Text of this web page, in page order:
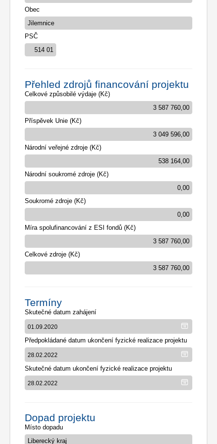
Obec
PSČ
Přehled zdrojů financování projektu
Celkové způsobilé výdaje (Kč)
Příspěvek Unie (Kč)
Národní veřejné zdroje (Kč)
Národní soukromé zdroje (Kč)
Soukromé zdroje (Kč)
Míra spolufinancování z ESI fondů (Kč)
Celkové zdroje (Kč)
Termíny
Skutečné datum zahájení
Předpokládané datum ukončení fyzické realizace projektu
Skutečné datum ukončení fyzické realizace projektu
Dopad projektu
Místo dopadu